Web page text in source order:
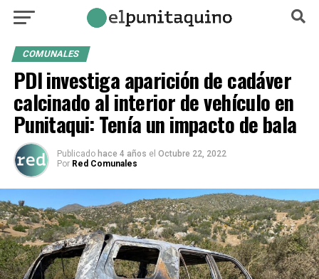
COMUNALES
PDI investiga aparición de cadáver
calcinado al interior de vehículo en
Punitaqui: Tenía un impacto de bala
Publicado hace 4 años el Octubre 22, 2022
Por Red Comunales